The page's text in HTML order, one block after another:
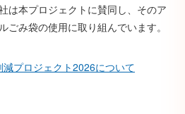
は本プロジェクトに賛同し、そのア
ごみ袋の使用に取り組んでいます。
プロジェクト2026について